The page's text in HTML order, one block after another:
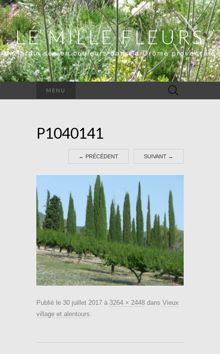
LE MILLE FLEURS
Un jardin sec en couleurs dans la Drôme provençale
MENU Rechercher :
P1040141
← PRÉCÉDENT SUIVANT →
Publié le 30 juillet 2017 à 3264 × 2448 dans Vieux
village et alentours.